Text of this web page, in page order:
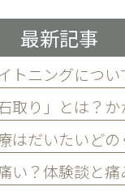
最新記事
トニングについ